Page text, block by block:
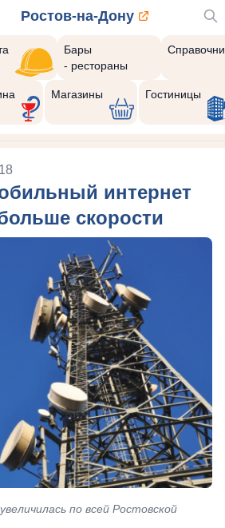
Ростов-на-Дону
Бары
- рестораны
Магазины Гостиницы
интернет
скорости
по всей Ростовской